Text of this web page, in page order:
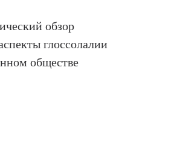
обзор
глоссолалии
обществе